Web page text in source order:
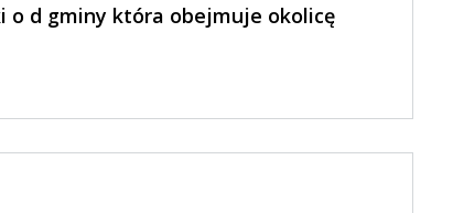
o d gminy która obejmuje okolicę